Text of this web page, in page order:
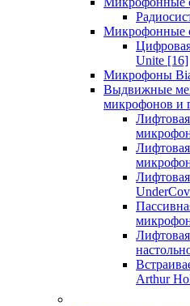
Микрофонные
Unite [16]
Микрофоны
Выдвижные
микрофонов и
Arthur